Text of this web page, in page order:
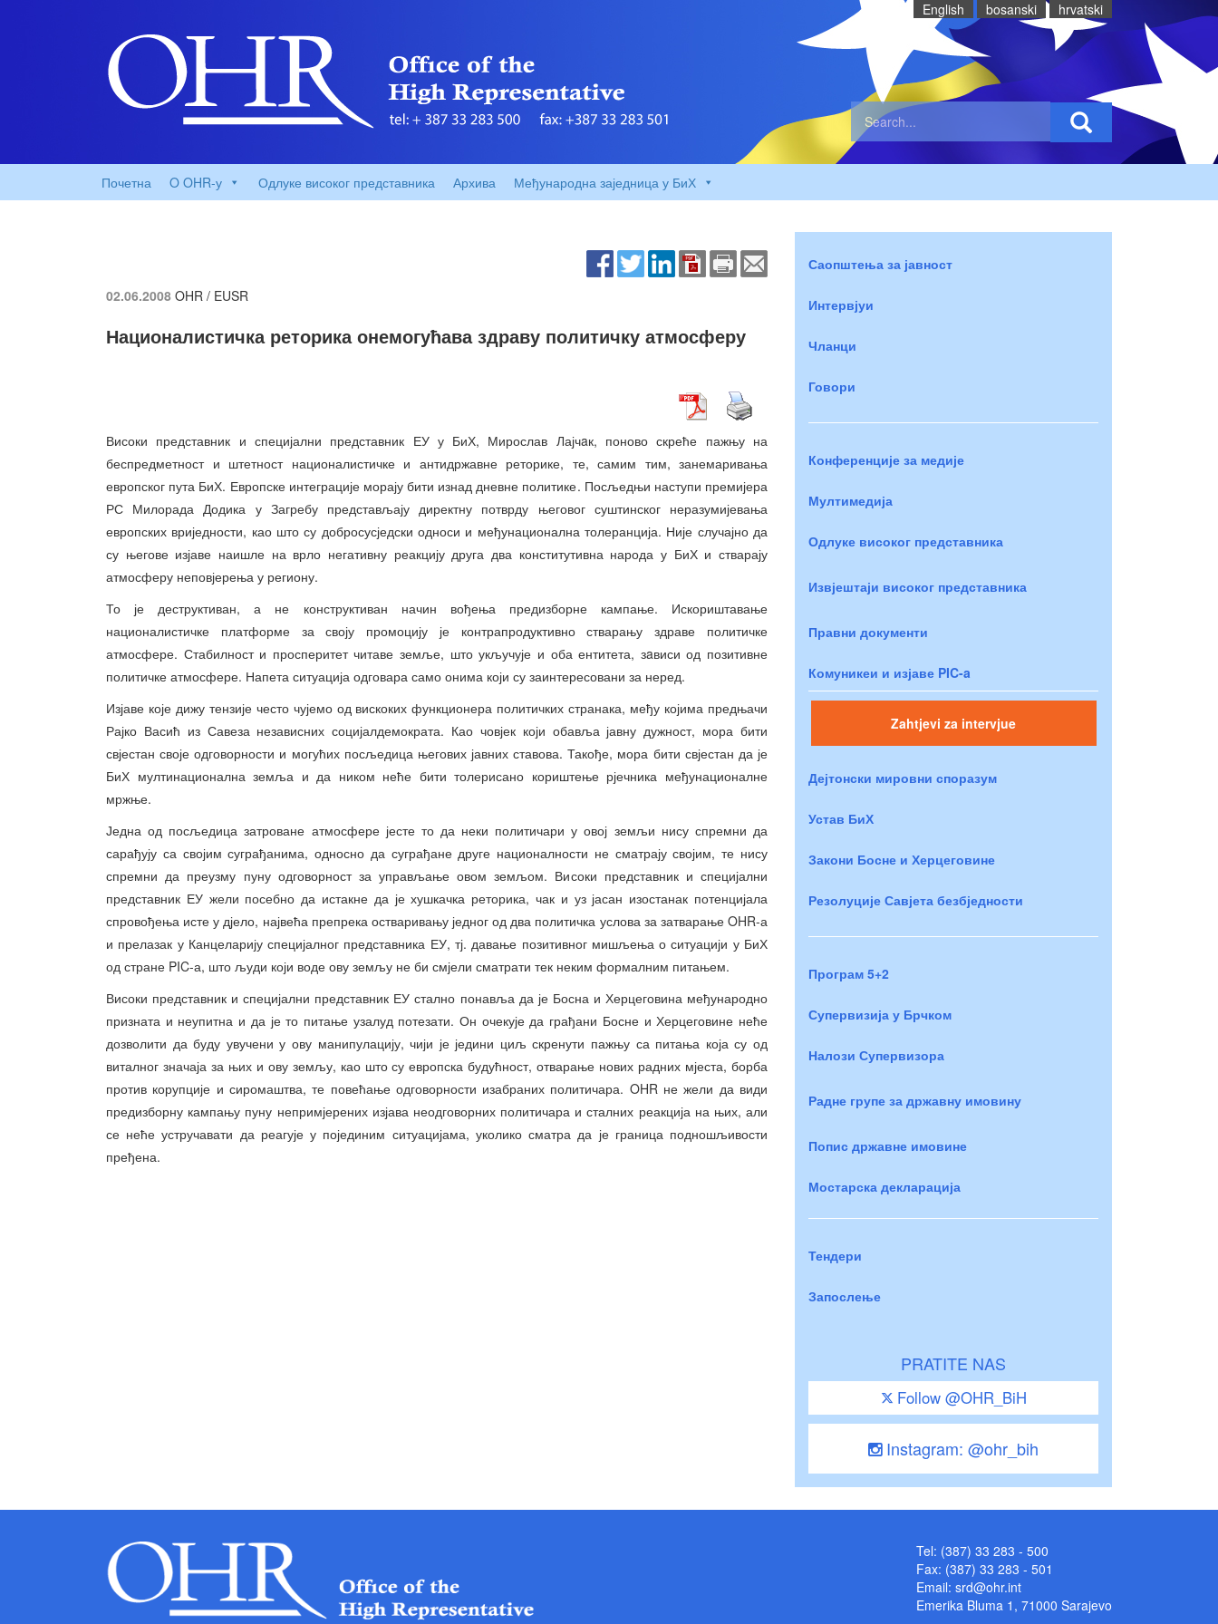
English bosanski hrvatski
Почетна O OHR-у Одлуке високог представника Архива Међународна заједница у БиХ
02.06.2008 OHR / EUSR
Националистичка реторика онемогућава здраву политичку атмосферу
Високи представник и специјални представник ЕУ у БиХ, Мирослав Лајчaк, поново скреће пажњу на
беспредметност и штетност националистичке и антидржавне реторике, те, самим тим, занемаривања
европског пута БиХ. Европске интеграције морају бити изнад дневне политике. Посљедњи наступи премијера
РС Милорада Додика у Загребу представљају директну потврду његовог суштинског неразумијевања
европских вриједности, као што су добросусједски односи и међунационална толеранција. Није случајно да
су његове изјаве наишле на врло негативну реакцију друга два конститутивна народа у БиХ и стварају
атмосферу неповјерења у региону.
То је деструктиван, а не конструктиван начин вођења предизборне кампање. Искориштавање
националистичке платформе за своју промоцију је контрапродуктивно стварању здраве политичке
атмосфере. Стабилност и просперитет читаве земље, што укључује и оба ентитета, зaвиси од позитивне
политичке атмосфере. Напета ситуација одговара само онима који су заинтересовани за неред.
Изјаве које дижу тензије често чујемо од вискоких функционера политичких странака, међу којима предњачи
Рајко Васић из Савеза независних социјалдемократа. Као човјек који обавља јавну дужност, мора бити
свјестан своје одговорности и могућих посљедица његових јавних ставова. Такође, мора бити свјестан да је
БиХ мултинационална земља и да ником неће бити толерисано кориштење рјечника међунационалне
мржње.
Једна од посљедица затроване атмосфере јесте то да неки политичари у овој земљи нису спремни да
сарађују са својим суграђанима, односно да суграђане друге националности не сматрају својим, те нису
спремни да преузму пуну одговорност за управљање овом земљом. Високи представник и специјални
представник ЕУ жели посебно да истакне да је хушкачка реторика, чак и уз јасан изостанак потенцијала
спровођења исте у дјело, највећа препрека остваривању једног од два политичка услова за затварање OHR-а
и прелазак у Канцеларију специјалног представника ЕУ, тј. давање позитивног мишљења о ситуацији у БиХ
од стране PIC-а, што људи који воде ову земљу не би смјели сматрати тек неким формалним питањем.
Високи представник и специјални представник ЕУ стално понавља да је Босна и Херцеговина међународно
призната и неупитна и да је то питање узалуд потезати. Он очекује да грађани Босне и Херцеговине неће
дозволити да буду увучени у ову манипулацију, чији је једини циљ скренути пажњу са питања која су од
виталног значаја за њих и ову земљу, као што су европска будућност, отварање нових радних мјеста, борба
против корупције и сиромаштва, те повећање одговорности изабраних политичара. OHR не жели да види
предизборну кампању пуну непримјерених изјава неодговорних политичара и сталних реакција на њих, али
се неће устручавати да реагује у појединим ситуацијама, уколико сматра да је граница подношљивости
пређена.
Саопштења за јавност
Интервјуи
Чланци
Говори
Конференције за медије
Мултимедија
Одлуке високог представника
Извјештаји високог представника
Правни документи
Комуникеи и изјаве PIC-a
Zahtjevi za intervjue
Дејтонски мировни споразум
Устав БиХ
Закони Босне и Херцеговине
Резолуције Савјета безбједности
Програм 5+2
Супервизија у Брчком
Налози Супервизора
Радне групе за државну имовину
Попис државне имовине
Мостарска декларација
Тендери
Запослење
PRATITE NAS
Follow @OHR_BiH
Instagram: @ohr_bih
Tel: (387) 33 283 - 500
Fax: (387) 33 283 - 501
Email: srd@ohr.int
Emerika Bluma 1, 71000 Sarajevo